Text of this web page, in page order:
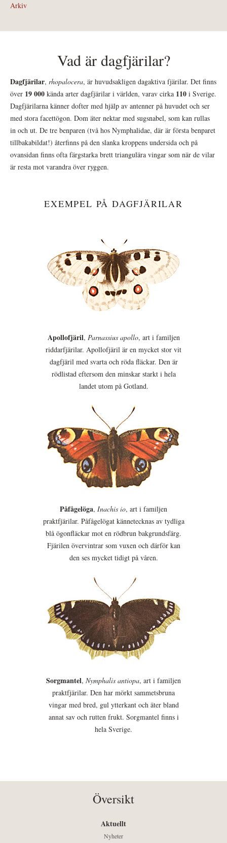
Arkiv
Vad är dagfjärilar?
Dagfjärilar, rhopalocera, är huvudsakligen dagaktiva fjärilar. Det finns
över 19 000 kända arter dagfjärilar i världen, varav cirka 110 i Sverige.
Dagfjärilarna känner dofter med hjälp av antenner på huvudet och ser
med stora facettögon. Dom äter nektar med sugsnabel, som kan rullas
in och ut. De tre benparen (två hos Nymphalidae, där är första benparet
tillbakabildat!) återfinns på den slanka kroppens undersida och på
ovansidan finns ofta färgstarka brett triangulära vingar som när de vilar
är resta mot varandra över ryggen.
EXEMPEL PÅ DAGFJÄRILAR
Apollofjäril, Parnassius apollo, art i familjen
riddarfjärilar. Apollofjäril är en mycket stor vit
dagfjäril med svarta och röda fläckar. Den är
rödlistad eftersom den minskar starkt i hela
landet utom på Gotland.
Påfågelöga, Inachis io, art i familjen
praktfjärilar. Påfågelögat kännetecknas av tydliga
blå ögonfläckar mot en rödbrun bakgrundsfärg.
Fjärilen övervintrar som vuxen och därför kan
den ses mycket tidigt på våren.
Sorgmantel, Nymphalis antiopa, art i familjen
praktfjärilar. Den har mörkt sammetsbruna
vingar med bred, gul ytterkant och äter bland
annat sav och rutten frukt. Sorgmantel finns i
hela Sverige.
Översikt
Aktuellt
Nyheter